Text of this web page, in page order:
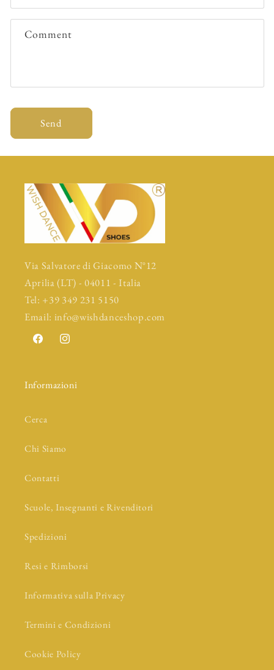
Comment
Send
Via Salvatore di Giacomo N°12
Aprilia (LT) - 04011 - Italia
Tel: +39 349 231 5150
Email: info@wishdanceshop.com
FacebookInstagram
Informazioni
Cerca
Chi Siamo
Contatti
Scuole, Insegnanti e Rivenditori
Spedizioni
Resi e Rimborsi
Informativa sulla Privacy
Termini e Condizioni
Cookie Policy